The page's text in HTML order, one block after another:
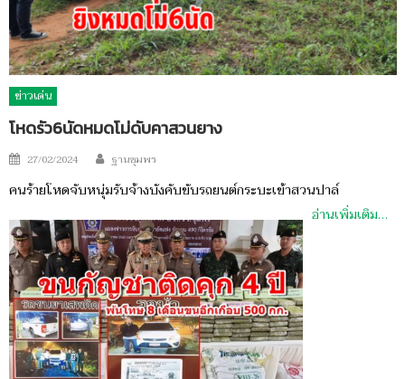
ข่าวเด่น
โหดรัว6นัดหมดโม่ดับคาสวนยาง
Posted
27/02/2024 Author
ฐานชุมพร
คนร้ายโหดจับหนุ่มรับจ้างบังคับขับรถยนต์กระบะเข้าสวนปาล์
อ่านเพิ่มเติม…